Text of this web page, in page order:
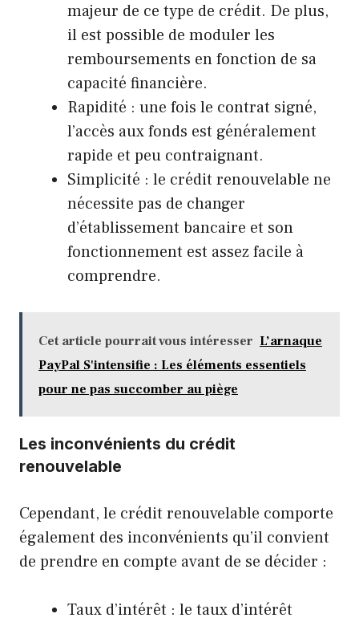
majeur de ce type de crédit. De plus,
il est possible de moduler les
remboursements en fonction de sa
capacité financière.
Rapidité : une fois le contrat signé,
l’accès aux fonds est généralement
rapide et peu contraignant.
Simplicité : le crédit renouvelable ne
nécessite pas de changer
d’établissement bancaire et son
fonctionnement est assez facile à
comprendre.
Cet article pourrait vous intéresser L’arnaque
PayPal S'intensifie : Les éléments essentiels
pour ne pas succomber au piège
Les inconvénients du crédit
renouvelable
Cependant, le crédit renouvelable comporte
également des inconvénients qu’il convient
de prendre en compte avant de se décider :
Taux d’intérêt : le taux d’intérêt